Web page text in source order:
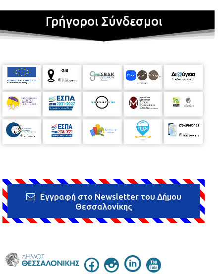
Γρήγοροι Σύνδεσμοι
Εγγραφή στο Newsletter του Δήμου
Θεσσαλονίκης